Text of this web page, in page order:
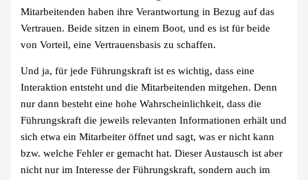
Mitarbeitenden haben ihre Verantwortung in Bezug auf das
Vertrauen. Beide sitzen in einem Boot, und es ist für beide
von Vorteil, eine Vertrauensbasis zu schaffen.
Und ja, für jede Führungskraft ist es wichtig, dass eine
Interaktion entsteht und die Mitarbeitenden mitgehen. Denn
nur dann besteht eine hohe Wahrscheinlichkeit, dass die
Führungskraft die jeweils relevanten Informationen erhält und
sich etwa ein Mitarbeiter öffnet und sagt, was er nicht kann
bzw. welche Fehler er gemacht hat. Dieser Austausch ist aber
nicht nur im Interesse der Führungskraft, sondern auch im